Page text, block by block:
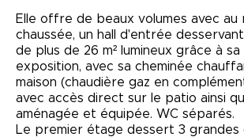
Elle offre de beaux volumes avec au
chaussée, un hall d'entrée
de plus de 26 m² lumineux grâce à
exposition, avec sa cheminée
maison (chaudière gaz en
avec accès direct sur le patio ainsi
aménagée et équipée. WC séparés.
Le premier étage dessert 3 grandes